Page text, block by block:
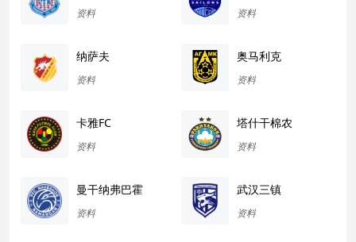
资料 资料
纳萨夫
资料
奥马利克
资料
卡雅FC
资料
塔什干棉农
资料
曼干纳弗巴霍
资料
武汉三镇
资料